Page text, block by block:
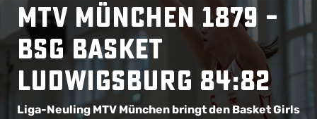
MTV München 1879 –
BSG Basket
Ludwigsburg 84:82
Liga-Neuling MTV München bringt den Basket Girls